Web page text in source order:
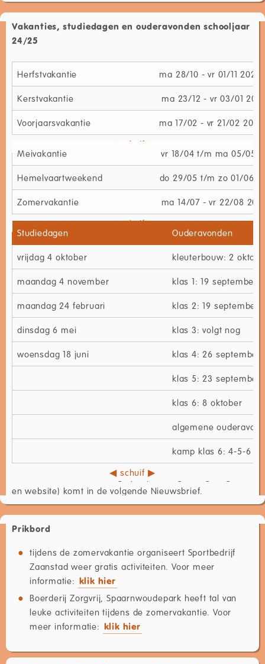
Vakanties, studiedagen en ouderavonden schooljaar
24/25
Herfstvakantie ma 28/10 - vr 01/11
Kerstvakantie ma 23/12 - vr 03/01
Voorjaarsvakantie ma 17/02 - vr 21/02 2025
Meivakantie vr 18/04 t/m ma 05/05
Hemelvaartweekend do 29/05 t/m zo 01/06
Zomervakantie ma 14/07 - vr 22/08
Studiedagen Ouderavonden
vrijdag 4 oktober kleuterbouw: 2
maandag 4 november klas 1: 19 september
maandag 24 februari klas 2: 19 september
dinsdag 6 mei klas 3: volgt nog
woensdag 18 juni klas 4: 26 september
klas 5: 23 september
klas 6: 8 oktober
algemene
kamp klas 6: 4-5-6
Informatie over de volledige jaarplanning (Google agenda
en website) komt in de volgende Nieuwsbrief.
Prikbord
tijdens de zomervakantie organiseert Sportbedrijf
Zaanstad weer gratis activiteiten. Voor meer
informatie: klik hier
Boerderij Zorgvrij, Spaarnwoudepark heeft tal van
leuke activiteiten tijdens de zomervakantie. Voor
meer informatie: klik hier